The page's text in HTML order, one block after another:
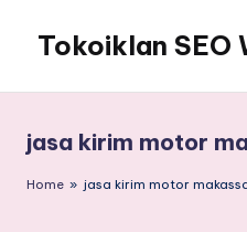
content
Tokoiklan SEO
Master
Ahli
dan
jasa kirim motor
Home » jasa kirim motor